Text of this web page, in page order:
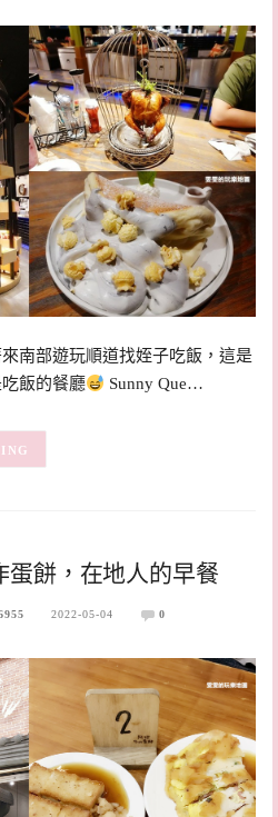
南部遊玩順道找姪子吃飯，這是
飯的餐廳
Sunny Que…
蛋餅，在地人的早餐
2022-05-04 0